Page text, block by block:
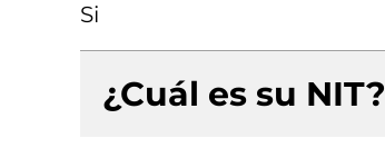
Si
¿Cuál es su NIT?